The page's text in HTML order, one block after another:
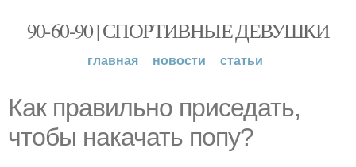
90-60-90 | СПОРТИВНЫЕ ДЕВУШКИ
главная новости статьи
Как правильно приседать,
чтобы накачать попу?